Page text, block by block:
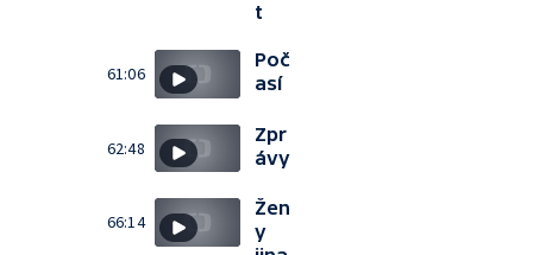
t
61:06
Poč
así
62:48
Zpr
ávy
66:14
Žen
y